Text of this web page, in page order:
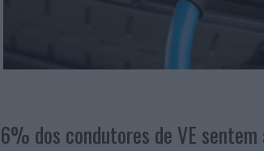
6% dos condutores de VE